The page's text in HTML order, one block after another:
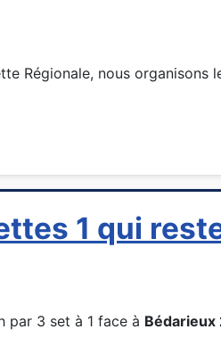
Régionale, nous organisons
1 qui
par 3 set à 1 face à Bédarieux